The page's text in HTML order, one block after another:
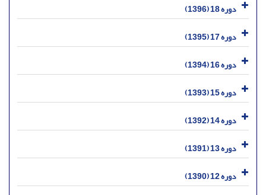
دوره 18 (1396)
دوره 17 (1395)
دوره 16 (1394)
دوره 15 (1393)
دوره 14 (1392)
دوره 13 (1391)
دوره 12 (1390)